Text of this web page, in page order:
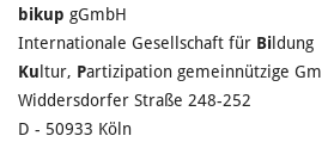
bikup gGmbH
Internationale Gesellschaft für Bildung
Kultur, Partizipation gemeinnützige
Widdersdorfer Straße 248-252
D - 50933 Köln